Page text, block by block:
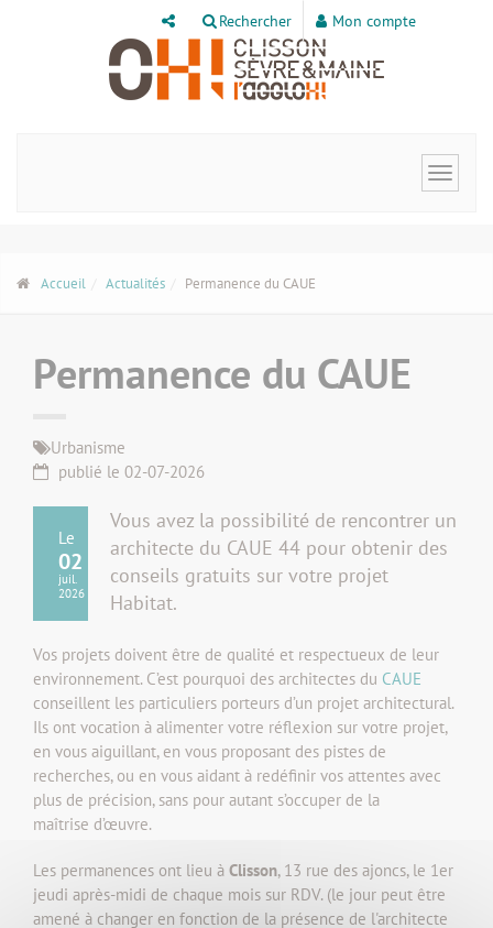
Rechercher Mon compte
Toggle
Accueil Actualités Permanence du CAUE
Permanence du CAUE
Urbanisme
publié le 02-07-2026
Le
02
juil.
2026
Vous avez la possibilité de rencontrer un
architecte du CAUE 44 pour obtenir des
conseils gratuits sur votre projet
Habitat.
Vos projets doivent être de qualité et respectueux de leur
environnement. C’est pourquoi des architectes du CAUE
conseillent les particuliers porteurs d’un projet architectural.
Ils ont vocation à alimenter votre réflexion sur votre projet,
en vous aiguillant, en vous proposant des pistes de
recherches, ou en vous aidant à redéfinir vos attentes avec
plus de précision, sans pour autant s’occuper de la
maîtrise d’œuvre.
Les permanences ont lieu à Clisson, 13 rue des ajoncs, le 1er
jeudi après-midi de chaque mois sur RDV. (le jour peut être
amené à changer en fonction de la présence de l'architecte
Panneau de gestion des cookies